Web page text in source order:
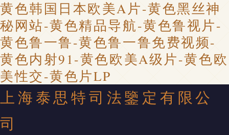
黄色韩国日本欧美A片-黄色黑丝神
秘网站-黄色精品导航-黄色鲁视片-
黄色鲁一鲁-黄色鲁一鲁免费视频-
黄色内射91-黄色欧美A级片-黄色欧
美性交-黄色片LP
上海泰思特司法鑒定有限公
司